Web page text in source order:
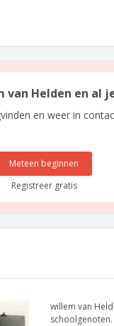
Helden en al
en weer in
Meteen beginnen
Registreer gratis
willem van